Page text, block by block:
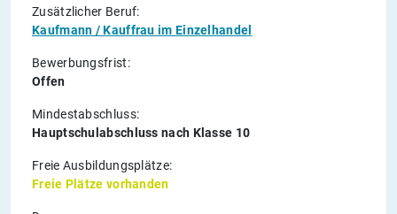
Zusätzlicher Beruf:
Kaufmann / Kauffrau im Einzelhandel
Bewerbungsfrist:
Offen
Mindestabschluss:
Hauptschulabschluss nach Klasse 10
Freie Ausbildungsplätze:
Freie Plätze vorhanden